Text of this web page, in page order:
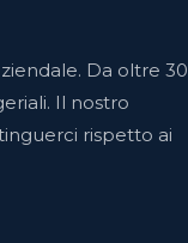
Da oltre 30
Il nostro
rispetto ai